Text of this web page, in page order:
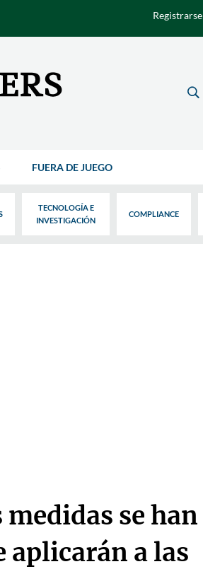
Registrarse
U
FUERA DE JUEGO
TECNOLOGÍA E
INVESTIGACIÓN
COMPLIANCE
medidas se han
aplicarán a las